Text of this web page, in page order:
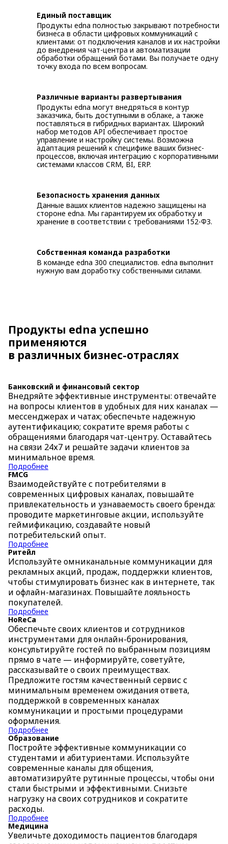
Единый поставщик
Продукты edna полностью закрывают потребности
бизнеса в области цифровых коммуникаций с
клиентами: от подключения каналов и их настройки
до внедрения чат-центра и автоматизации
обработки обращений ботами. Вы получаете одну
точку входа по всем вопросам.
Различные варианты развертывания
Продукты edna могут внедряться в контур
заказчика, быть доступными в облаке, а также
поставляться в гибридных вариантах. Широкий
набор методов API обеспечивает простое
управление и настройку системы. Возможна
адаптация решений к специфике ваших бизнес-
процессов, включая интеграцию с корпоративными
системами классов CRM, BI, ERP.
Безопасность хранения данных
Данные ваших клиентов надежно защищены на
стороне edna. Мы гарантируем их обработку и
хранение в соответствии с требованиями 152-ФЗ.
Собственная команда разработки
В команде edna 300 специалистов. edna выполнит
нужную вам доработку собственными силами.
Продукты edna успешно
применяются
в различных бизнес-отраслях
Банковский и финансовый сектор
Внедряйте эффективные инструменты: отвечайте
на вопросы клиентов в удобных для них каналах —
мессенджерах и чатах; обеспечьте надежную
аутентификацию; сократите время работы с
обращениями благодаря чат-центру. Оставайтесь
на связи 24х7 и решайте задачи клиентов за
минимальное время.
Подробнее
FMCG
Взаимодействуйте с потребителями в
современных цифровых каналах, повышайте
привлекательность и узнаваемость своего бренда:
проводите маркетинговые акции, используйте
геймификацию, создавайте новый
потребительский опыт.
Подробнее
Ритейл
Используйте омниканальные коммуникации для
рекламных акций, продаж, поддержки клиентов,
чтобы стимулировать бизнес как в интернете, так
и офлайн-магазинах. Повышайте лояльность
покупателей.
Подробнее
HoReCa
Обеспечьте своих клиентов и сотрудников
инструментами для онлайн-бронирования,
консультируйте гостей по выбранным позициям
прямо в чате — информируйте, советуйте,
рассказывайте о своих преимуществах.
Предложите гостям качественный сервис с
минимальным временем ожидания ответа,
поддержкой в современных каналах
коммуникации и простыми процедурами
оформления.
Подробнее
Образование
Постройте эффективные коммуникации со
студентами и абитуриентами. Используйте
современные каналы для общения,
автоматизируйте рутинные процессы, чтобы они
стали быстрыми и эффективными. Снизьте
нагрузку на своих сотрудников и сократите
расходы.
Подробнее
Медицина
Увеличьте доходимость пациентов благодаря